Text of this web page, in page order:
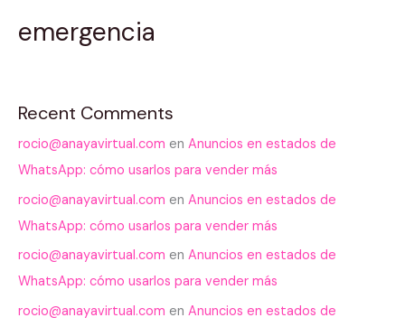
emergencia
Recent Comments
rocio@anayavirtual.com en Anuncios en estados de
WhatsApp: cómo usarlos para vender más
rocio@anayavirtual.com en Anuncios en estados de
WhatsApp: cómo usarlos para vender más
rocio@anayavirtual.com en Anuncios en estados de
WhatsApp: cómo usarlos para vender más
rocio@anayavirtual.com en Anuncios en estados de